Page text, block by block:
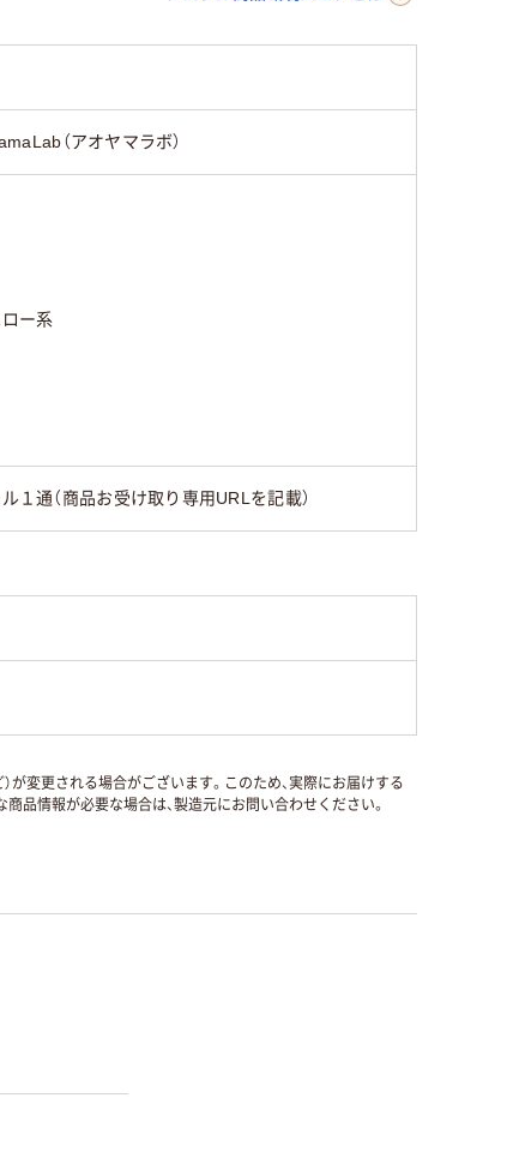
（アオヤマラボ）
ー系
１通（商品お受け取り専用URLを記載）
が変更される場合がございます。このため、実際にお届けする
品情報が必要な場合は、製造元にお問い合わせください。